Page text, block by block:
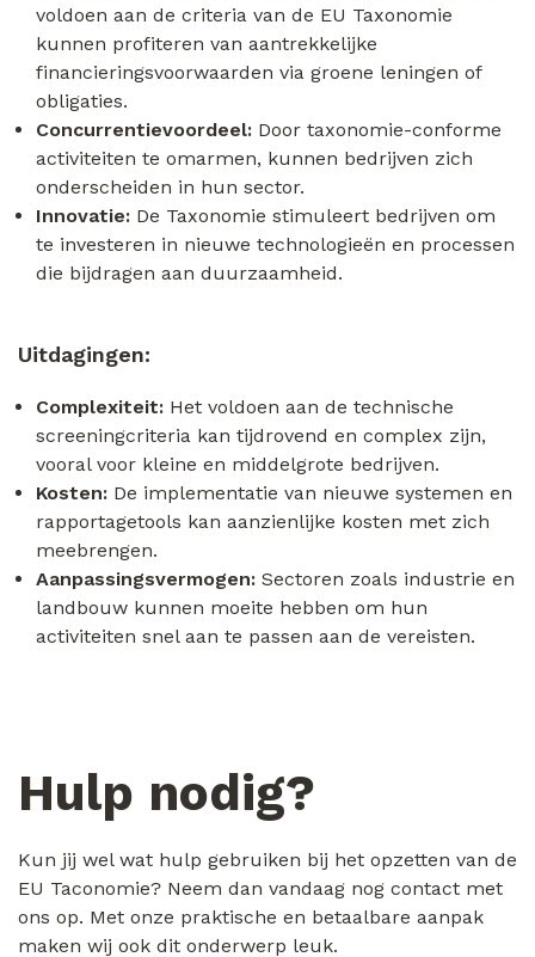
voldoen aan de criteria van de EU Taxonomie
kunnen profiteren van aantrekkelijke
financieringsvoorwaarden via groene leningen of
obligaties.
Concurrentievoordeel: Door taxonomie-conforme
activiteiten te omarmen, kunnen bedrijven zich
onderscheiden in hun sector.
Innovatie: De Taxonomie stimuleert bedrijven om
te investeren in nieuwe technologieën en processen
die bijdragen aan duurzaamheid.
Uitdagingen:
Complexiteit: Het voldoen aan de technische
screeningcriteria kan tijdrovend en complex zijn,
vooral voor kleine en middelgrote bedrijven.
Kosten: De implementatie van nieuwe systemen en
rapportagetools kan aanzienlijke kosten met zich
meebrengen.
Aanpassingsvermogen: Sectoren zoals industrie en
landbouw kunnen moeite hebben om hun
activiteiten snel aan te passen aan de vereisten.
Hulp nodig?
Kun jij wel wat hulp gebruiken bij het opzetten van de
EU Taconomie? Neem dan vandaag nog contact met
ons op. Met onze praktische en betaalbare aanpak
maken wij ook dit onderwerp leuk.